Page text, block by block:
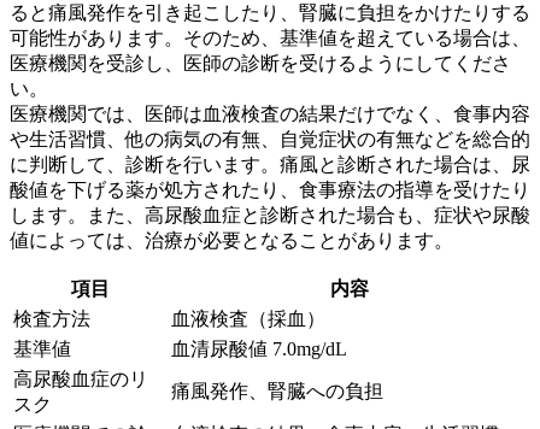
ると痛風発作を引き起こしたり、腎臓に負担をかけたりする
可能性があります。そのため、基準値を超えている場合は、
医療機関を受診し、医師の診断を受けるようにしてくださ
い。
医療機関では、医師は血液検査の結果だけでなく、 食事内容
や生活習慣、他の病気の有無、自覚症状の有無などを総合的
に判断して、診断を行います。痛風と診断された場合は、
尿
酸値を下げる薬が処方されたり、 食事療法の指導を受けたり
します。また、高尿酸血症と診断された場合も、症状や尿酸
値によっては、治療が必要となることがあります。
項目
内容
検査方法
血液検査（採血）
基準値
血清尿酸値 7.0mg/dL
高尿酸血症のリ
スク
痛風発作、腎臓への負担